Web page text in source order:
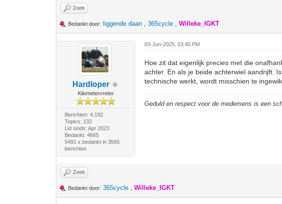
Zoek
Bedankt door: liggende daan ,365cycle ,Willeke_IGKT
Hardloper
Kilometervreter
Berichten: 4.192
Topics: 132
Lid sinds: Apr 2023
Bedankt: 4665
5491 x bedankt in 3565
berichten
03-Jun-2025, 03:40 PM
Hoe zit dat eigenlijk precies met die
achter. En als je beide achterwiel aandrijft.
technische werkt, wordt misschien te
Geduld en respect voor de medemens is een
Zoek
Bedankt door: 365cycle ,Willeke_IGKT